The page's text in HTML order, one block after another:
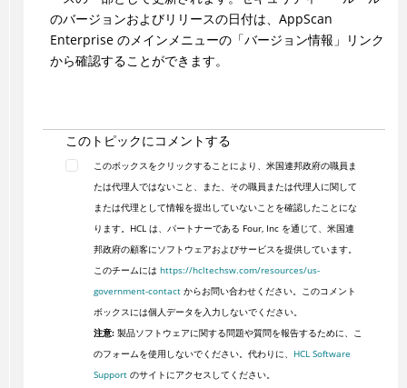
のバージョンおよびリリースの日付は、AppScan
Enterprise のメインメニューの「バージョン情報」リンク
から確認することができます。
このトピックにコメントする
このボックスをクリックすることにより、米国連邦政府の職員ま
たは代理人ではないこと、また、その職員または代理人に関して
または代理として情報を提出していないことを確認したことにな
ります。HCL は、パートナーである Four, Inc を通じて、米国連
邦政府の顧客にソフトウェアおよびサービスを提供しています。
このチームには https://hcltechsw.com/resources/us-
government-contactからお問い合わせください。このコメント
ボックスには個人データを入力しないでください。
注意:製品ソフトウェアに関する問題や質問を報告するために、こ
のフォームを使用しないでください。代わりに、 HCL Software
Supportのサイトにアクセスしてください。